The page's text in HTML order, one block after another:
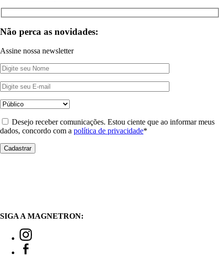
Não perca as novidades:
Assine nossa newsletter
Desejo receber comunicações. Estou ciente que ao informar meus
dados, concordo com a política de privacidade*
SIGA A MAGNETRON: